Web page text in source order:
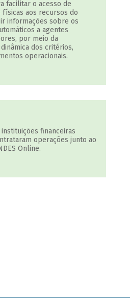
facilitar o acesso de
aos recursos do
informações sobre os
a agentes
por meio da
dos critérios,
operacionais.
financeiras
operações junto ao
Online.